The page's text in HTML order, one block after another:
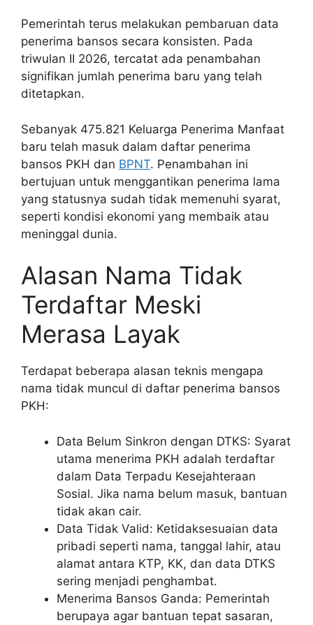
Pemerintah terus melakukan pembaruan data
penerima bansos secara konsisten. Pada
triwulan II 2026, tercatat ada penambahan
signifikan jumlah penerima baru yang telah
ditetapkan.
Sebanyak 475.821 Keluarga Penerima Manfaat
baru telah masuk dalam daftar penerima
bansos PKH dan BPNT. Penambahan ini
bertujuan untuk menggantikan penerima lama
yang statusnya sudah tidak memenuhi syarat,
seperti kondisi ekonomi yang membaik atau
meninggal dunia.
Alasan Nama Tidak
Terdaftar Meski
Merasa Layak
Terdapat beberapa alasan teknis mengapa
nama tidak muncul di daftar penerima bansos
PKH:
Data Belum Sinkron dengan DTKS: Syarat
utama menerima PKH adalah terdaftar
dalam Data Terpadu Kesejahteraan
Sosial. Jika nama belum masuk, bantuan
tidak akan cair.
Data Tidak Valid: Ketidaksesuaian data
pribadi seperti nama, tanggal lahir, atau
alamat antara KTP, KK, dan data DTKS
sering menjadi penghambat.
Menerima Bansos Ganda: Pemerintah
berupaya agar bantuan tepat sasaran,